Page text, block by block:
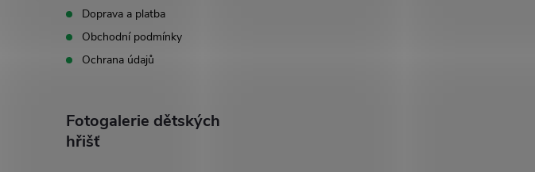
Doprava a platba
Obchodní podmínky
Ochrana údajů
Fotogalerie dětských
hřišť